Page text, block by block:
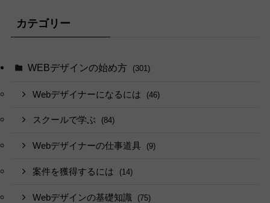
カテゴリー
WEBデザインの始め方 (301)
Webデザイナーになるには (46)
スクールで学ぶ (84)
Webデザイナーの仕事道具 (9)
案件を獲得するには (14)
Webデザインの基礎知識 (75)